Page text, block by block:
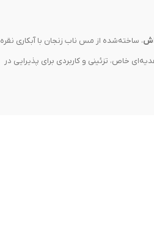
، ساخته‌شده از مس ناب زنجان با آبکاری نقره
خاص، تزئینی و کاربردی برای پذیرایی در